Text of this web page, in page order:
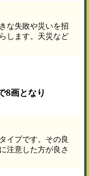
な失敗や災いを招
します。天災など
8画となり
イプです。その良
注意した方が良さ